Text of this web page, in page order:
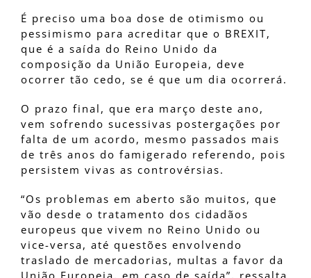
É preciso uma boa dose de otimismo ou
pessimismo para acreditar que o BREXIT,
que é a saída do Reino Unido da
composição da União Europeia, deve
ocorrer tão cedo, se é que um dia ocorrerá.
O prazo final, que era março deste ano,
vem sofrendo sucessivas postergações por
falta de um acordo, mesmo passados mais
de três anos do famigerado referendo, pois
persistem vivas as controvérsias.
“Os problemas em aberto são muitos, que
vão desde o tratamento dos cidadãos
europeus que vivem no Reino Unido ou
vice-versa, até questões envolvendo
traslado de mercadorias, multas a favor da